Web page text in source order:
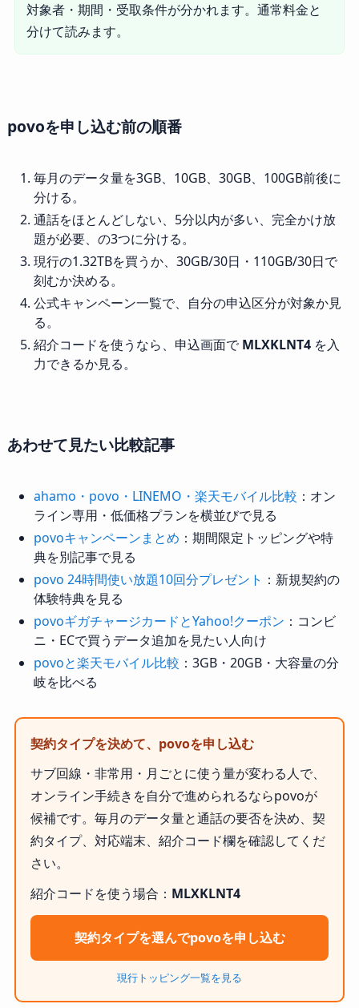
対象者・期間・受取条件が分かれます。通常料金と
分けて読みます。
povoを申し込む前の順番
毎月のデータ量を3GB、10GB、30GB、100GB前後に
分ける。
通話をほとんどしない、5分以内が多い、完全かけ放
題が必要、の3つに分ける。
現行の1.32TBを買うか、30GB/30日・110GB/30日で
刻むか決める。
公式キャンペーン一覧で、自分の申込区分が対象か見
る。
紹介コードを使うなら、申込画面でMLXKLNT4を入
力できるか見る。
あわせて見たい比較記事
ahamo・povo・LINEMO・楽天モバイル比較 ：オン
ライン専用・低価格プランを横並びで見る
povoキャンペーンまとめ ：期間限定トッピングや特
典を別記事で見る
povo 24時間使い放題10回分プレゼント ：新規契約の
体験特典を見る
povoギガチャージカードとYahoo!クーポン ：コンビ
ニ・ECで買うデータ追加を見たい人向け
povoと楽天モバイル比較 ：3GB・20GB・大容量の分
岐を比べる
契約タイプを決めて、povoを申し込む
サブ回線・非常用・月ごとに使う量が変わる人で、
オンライン手続きを自分で進められるならpovoが
候補です。毎月のデータ量と通話の要否を決め、契
約タイプ、対応端末、紹介コード欄を確認してくだ
さい。
紹介コードを使う場合： MLXKLNT4
契約タイプを選んでpovoを申し込む
現行トッピング一覧を見る